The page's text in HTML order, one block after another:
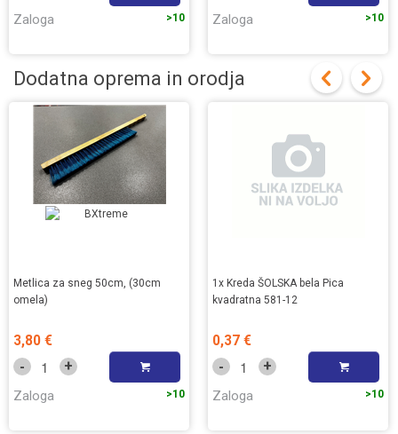
Zaloga >10 Zaloga >10
Dodatna oprema in orodja
Metlica za sneg 50cm, (30cm
omela)
3,80 €
- +
Zaloga >10
1x Kreda ŠOLSKA bela Pica
kvadratna 581-12
0,37 €
- +
Zaloga >10